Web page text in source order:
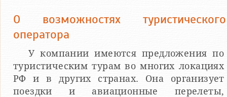
О возможностях туристического
оператора
У компании имеются предложения по
туристическим турам во многих локациях
РФ и в других странах. Она организует
поездки и авиационные перелеты,